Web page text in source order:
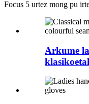
Focus 5 urtez mong pu
Arkume